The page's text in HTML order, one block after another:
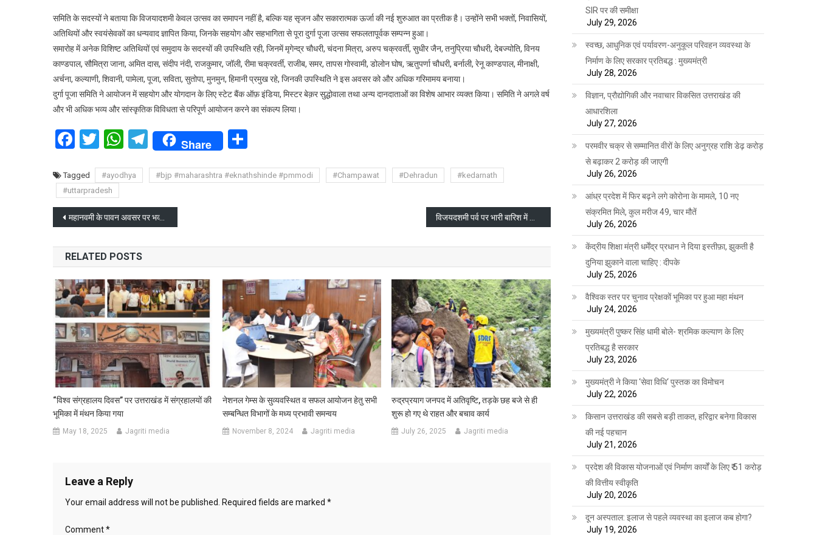
समिति के सदस्यों ने बताया कि विजयादशमी केवल उत्सव का समापन नहीं है, बल्कि यह सृजन और सकारात्मक ऊर्जा की नई शुरुआत का प्रतीक है। उन्होंने सभी भक्तों, निवासियों,
अतिथियों और स्वयंसेवकों का धन्यवाद ज्ञापित किया, जिनके सहयोग और सहभागिता से पूरा दुर्गा पूजा उत्सव सफलतापूर्वक सम्पन्न हुआ।
समारोह में अनेक विशिष्ट अतिथियों एवं समुदाय के सदस्यों की उपस्थिति रही, जिनमें मृगेन्द्र चौधरी, चंदना मित्रा, अरुप चक्रवर्ती, सुधीर जैन, तनुप्रिया चौधरी, देबज्योति, विनय
काण्डपाल, सौमित्रा जाना, अमित दास, संदीप नंदी, राजकुमार, जॉली, रीमा चक्रवर्ती, राजीब, समर, तापस गोस्वामी, डोलोन घोष, ऋतुपर्णा चौधरी, बर्नाली, रेनू काण्डपाल, मीनाक्षी,
अर्चना, कल्याणी, शिवानी, पामेला, पूजा, सविता, सुतोपा, मुनमुन, हिमानी प्रमुख रहे, जिनकी उपस्थिति ने इस अवसर को और अधिक गरिमामय बनाया।
दुर्गा पूजा समिति ने आयोजन में सहयोग और योगदान के लिए स्टेट बैंक ऑफ़ इंडिया, मिस्टर बेक़र सुद्धोवाला तथा अन्य दानदाताओं का विशेष आभार व्यक्त किया। समिति ने अगले वर्ष
और भी अधिक भव्य और सांस्कृतिक विविधता से परिपूर्ण आयोजन करने का संकल्प लिया।
Facebook
Twitter
WhatsApp
Telegram
Share
Tagged #ayodhya #bjp #maharashtra #eknathshinde #pmmodi #Champawat #Dehradun
#kedarnath
#uttarpradesh
Post
navigation
महानवमी के पावन अवसर पर भव्य अनुष्ठान
RELATED POSTS
“विश्व संग्रहालय दिवस” पर उत्तराखंड में संग्रहालयों की
भूमिका में मंथन किया गया
May 18, 2025 Jagriti media
नेशनल गेम्स के सुव्यवस्थित व सफल आयोजन हेतु सभी
सम्बन्धित विभागों के मध्य प्रभावी समन्वय
November 8, 2024 Jagriti media
रुद्रप्रयाग जनपद में अतिवृष्टि, तड़के छह बजे से ही
शुरू हो गए थे राहत और बचाव कार्य
July 26, 2025 Jagriti media
Leave a Reply
Your email address will not be published. Required fields are marked *
Comment*
SIR पर की समीक्षा
July 29, 2026
स्वच्छ, आधुनिक एवं पर्यावरण-अनुकूल परिवहन व्यवस्था के
निर्माण के लिए सरकार प्रतिबद्ध : मुख्यमंत्री
July 28, 2026
विज्ञान, प्रौद्योगिकी और नवाचार विकसित उत्तराखंड की
आधारशिला
July 27, 2026
परमवीर चक्र से सम्मानित वीरों के लिए अनुग्रह राशि डेढ़ करोड़
से बढ़ाकर 2 करोड़ की जाएगी
July 26, 2026
आंध्र प्रदेश में फिर बढ़ने लगे कोरोना के मामले, 10 नए
संक्रमित मिले, कुल मरीज 49, चार मौतें
July 26, 2026
केंद्रीय शिक्षा मंत्री धर्मेंद्र प्रधान ने दिया इस्तीफ़ा, झुकती है
दुनिया झुकाने वाला चाहिए : दीपके
July 25, 2026
वैश्विक स्तर पर चुनाव प्रेक्षकों भूमिका पर हुआ महा मंथन
July 24, 2026
मुख्यमंत्री पुष्कर सिंह धामी बोले- श्रमिक कल्याण के लिए
प्रतिबद्ध है सरकार
July 23, 2026
मुख्यमंत्री ने किया ‘सेवा विधि‘ पुस्तक का विमोचन
July 22, 2026
किसान उत्तराखंड की सबसे बड़ी ताकत, हरिद्वार बनेगा विकास
की नई पहचान
July 21, 2026
प्रदेश की विकास योजनाओं एवं निर्माण कार्यों के लिए ₹ 51 करोड़
की वित्तीय स्वीकृति
July 20, 2026
दून अस्पताल: इलाज से पहले व्यवस्था का इलाज कब होगा?
July 19, 2026